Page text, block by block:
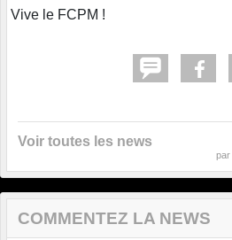
Vive le FCPM !
Voir toutes les news
par
COMMENTEZ LA NEWS